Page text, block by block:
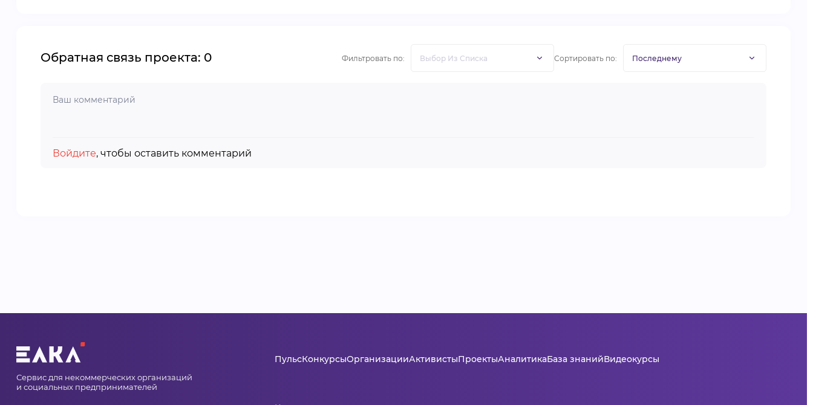
Обратная связь проекта: 0 Фильтровать по: Сортировать по:
Войдите, чтобы оставить комментарий
Сервис для некоммерческих организаций
и социальных предпринимателей
ПульсКонкурсыОрганизацииАктивистыПроектыАналитикаБаза знанийВидеокурсы